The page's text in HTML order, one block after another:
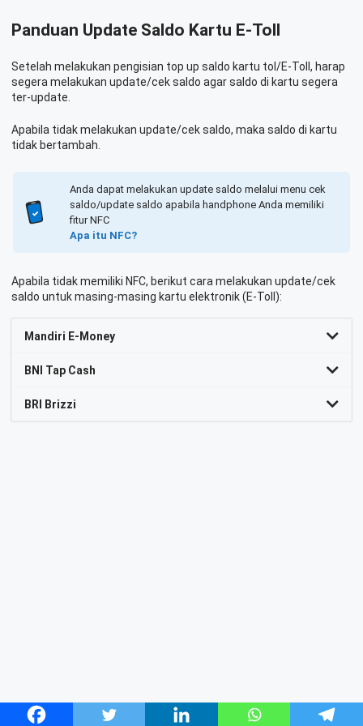
Panduan Update Saldo Kartu E-Toll
Setelah melakukan pengisian top up saldo kartu tol/E-Toll, harap
segera melakukan update/cek saldo agar saldo di kartu segera
ter-update.
Apabila tidak melakukan update/cek saldo, maka saldo di kartu
tidak bertambah.
Anda dapat melakukan update saldo melalui menu cek
saldo/update saldo apabila handphone Anda memiliki
fitur NFC
Apa itu NFC?
Apabila tidak memiliki NFC, berikut cara melakukan update/cek
saldo untuk masing-masing kartu elektronik (E-Toll):
Mandiri E-Money
BNI Tap Cash
BRI Brizzi